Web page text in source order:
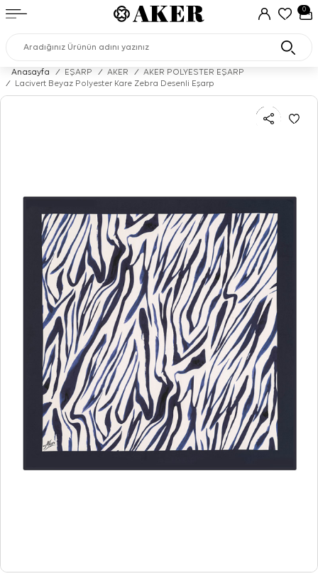
0
Anasayfa / EŞARP / AKER /
AKER POLYESTER EŞARP
/
Lacivert Beyaz Polyester Kare Zebra Desenli Eşarp